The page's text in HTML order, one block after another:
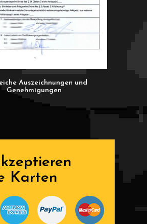
Auszeichnungen und
Genehmigungen
Karten